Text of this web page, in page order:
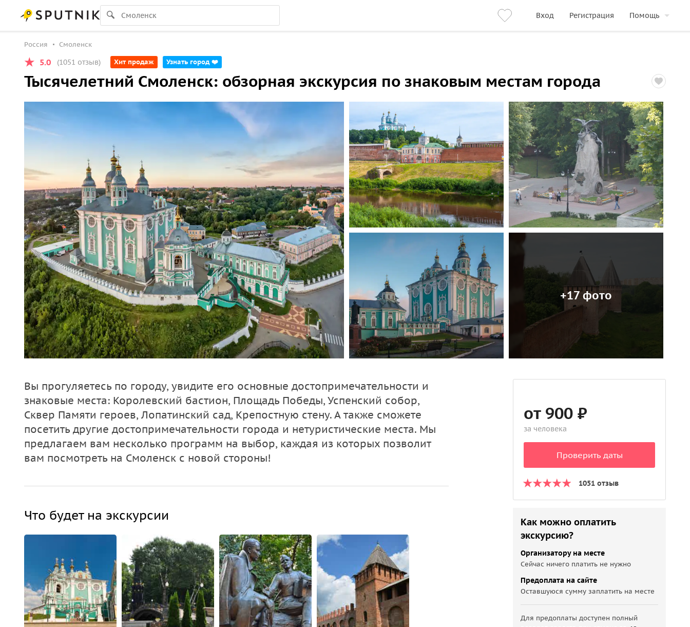
Вход Регистрация Помощь
Россия Смоленск
5.0 (1051 отзыв) Хит продаж Узнать город ❤️
Тысячелетний Смоленск: обзорная экскурсия по знаковым местам города
+17 фото
Вы прогуляетесь по городу, увидите его основные достопримечательности и
знаковые места: Королевский бастион, Площадь Победы, Успенский собор,
Сквер Памяти героев, Лопатинский сад, Крепостную стену. А также сможете
посетить другие достопримечательности города и нетуристические места. Мы
предлагаем вам несколько программ на выбор, каждая из которых позволит
вам посмотреть на Смоленск с новой стороны!
Что будет на экскурсии
от 900 ₽
за человека
Проверить даты
1051 отзыв
Как можно оплатить
экскурсию?
Организатору на месте
Сейчас ничего платить не нужно
Предоплата на сайте
Оставшуюся сумму заплатить на месте
Для предоплаты доступен полный